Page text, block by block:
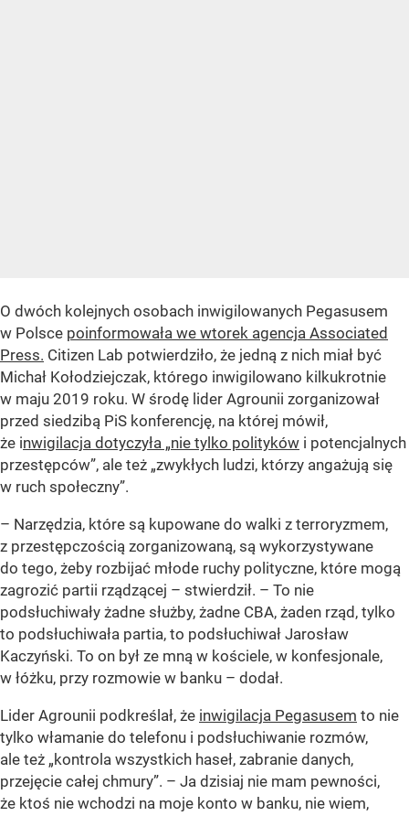
O dwóch kolejnych osobach inwigilowanych Pegasusem
w Polsce poinformowała we wtorek agencja Associated
Press. Citizen Lab potwierdziło, że jedną z nich miał być
Michał Kołodziejczak, którego inwigilowano kilkukrotnie
w maju 2019 roku. W środę lider Agrounii zorganizował
przed siedzibą PiS konferencję, na której mówił,
że inwigilacja dotyczyła „nie tylko polityków i potencjalnych
przestępców”, ale też „zwykłych ludzi, którzy angażują się
w ruch społeczny”.
– Narzędzia, które są kupowane do walki z terroryzmem,
z przestępczością zorganizowaną, są wykorzystywane
do tego, żeby rozbijać młode ruchy polityczne, które mogą
zagrozić partii rządzącej – stwierdził. – To nie
podsłuchiwały żadne służby, żadne CBA, żaden rząd, tylko
to podsłuchiwała partia, to podsłuchiwał Jarosław
Kaczyński. To on był ze mną w kościele, w konfesjonale,
w łóżku, przy rozmowie w banku – dodał.
Lider Agrounii podkreślał, że inwigilacja Pegasusem to nie
tylko włamanie do telefonu i podsłuchiwanie rozmów,
ale też „kontrola wszystkich haseł, zabranie danych,
przejęcie całej chmury”. – Ja dzisiaj nie mam pewności,
że ktoś nie wchodzi na moje konto w banku, nie wiem,